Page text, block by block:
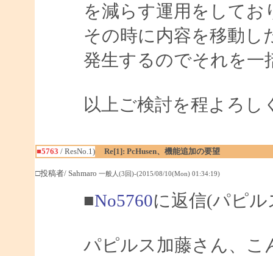
を減らす運用をしてお
その時に内容を移動し
発生するのでそれを一
以上ご検討を程よろ
■5763 / ResNo.1) Re[1]: PcHusen、機能追加の要望
□投稿者/ Sahmaro 一般人(3回)-(2015/08/10(Mon) 01:34:19)
■No5760に返信(パピ
パピルス加藤さん、こ